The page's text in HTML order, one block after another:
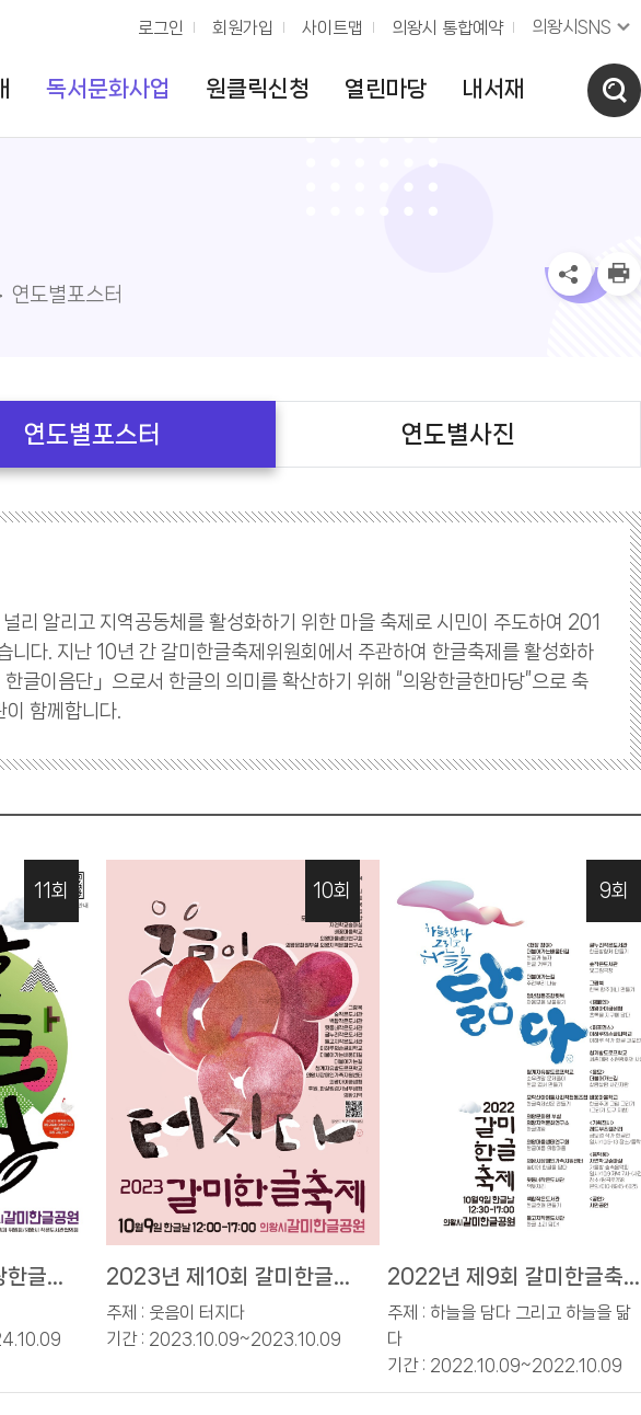
로그인 회원가입 사이트맵 의왕시 통합예약 의왕시SNS
독서문화사업 원클릭신청 열린마당 내서재
연도별포스터
연도별포스터 연도별사진
리 알리고 지역공동체를 활성화하기 위한 마을 축제로 시민이 주도하여 201
니다. 지난 10년 간 갈미한글축제위원회에서 주관하여 한글축제를 활성화하
글이음단」으로서 한글의 의미를 확산하기 위해 “의왕한글한마당”으로 축
함께합니다.
글한
11회
2023년 제10회 갈미한글축
제
주제 : 웃음이 터지다
기간 : 2023.10.09~2023.10.09
10회
2022년 제9회 갈미한글축
제
주제 : 하늘을 담다 그리고 하늘을 닮
다
기간 : 2022.10.09~2022.10.09
9회